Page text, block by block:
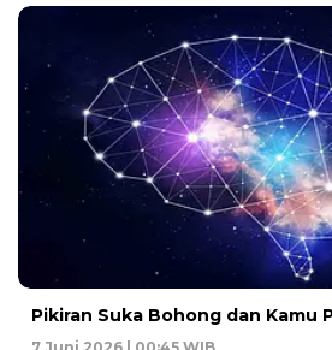
Pikiran Suka Bohong dan Kamu